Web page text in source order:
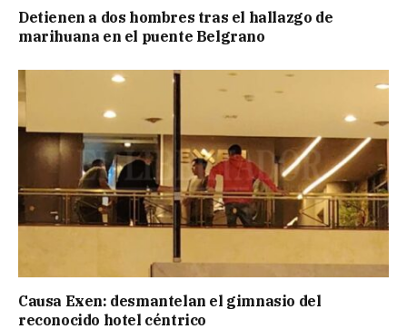
Detienen a dos hombres tras el hallazgo de
marihuana en el puente Belgrano
Causa Exen: desmantelan el gimnasio del
reconocido hotel céntrico